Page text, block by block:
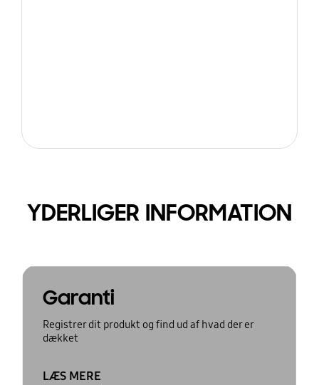
YDERLIGER INFORMATION
Garanti
Registrer dit produkt og find ud af hvad der er
dækket
LÆS MERE